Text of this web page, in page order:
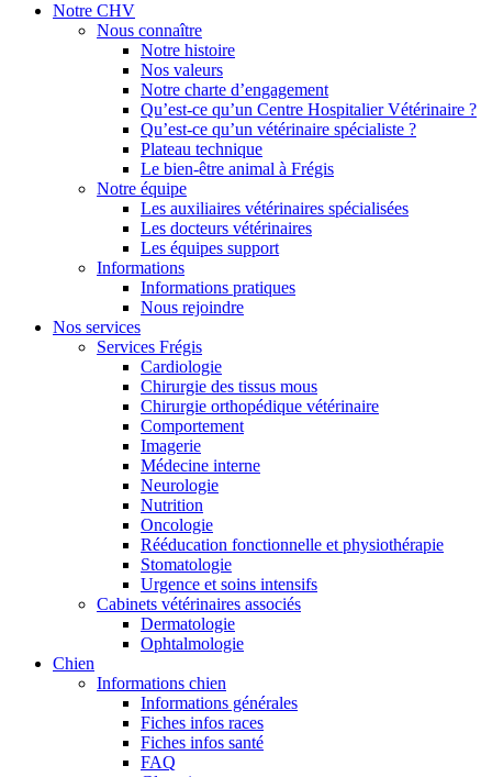
Notre CHV
Nous connaître
Notre histoire
Nos valeurs
Notre charte d’engagement
Qu’est-ce qu’un Centre Hospitalier Vétérinaire ?
Qu’est-ce qu’un vétérinaire spécialiste ?
Plateau technique
Le bien-être animal à Frégis
Notre équipe
Les auxiliaires vétérinaires spécialisées
Les docteurs vétérinaires
Les équipes support
Informations
Informations pratiques
Nous rejoindre
Nos services
Services Frégis
Cardiologie
Chirurgie des tissus mous
Chirurgie orthopédique vétérinaire
Comportement
Imagerie
Médecine interne
Neurologie
Nutrition
Oncologie
Rééducation fonctionnelle et physiothérapie
Stomatologie
Urgence et soins intensifs
Cabinets vétérinaires associés
Dermatologie
Ophtalmologie
Chien
Informations chien
Informations générales
Fiches infos races
Fiches infos santé
FAQ